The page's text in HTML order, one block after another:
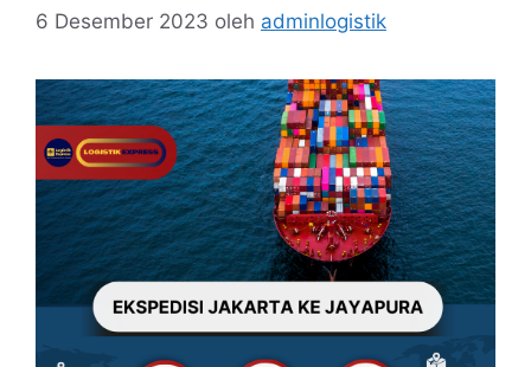
6 Desember 2023 oleh adminlogistik